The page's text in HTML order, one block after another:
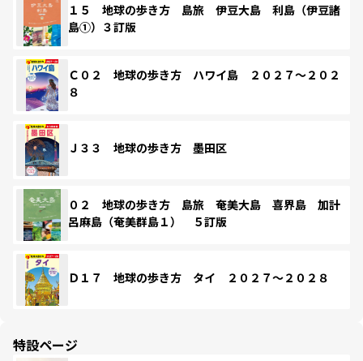
１５ 地球の歩き方 島旅 伊豆大島 利島（伊豆諸
島①）３訂版
Ｃ０２ 地球の歩き方 ハワイ島 ２０２７～２０２
８
Ｊ３３ 地球の歩き方 墨田区
０２ 地球の歩き方 島旅 奄美大島 喜界島 加計
呂麻島（奄美群島１） ５訂版
Ｄ１７ 地球の歩き方 タイ ２０２７～２０２８
特設ページ